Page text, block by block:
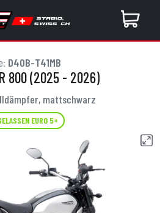
D40B-T41MB
800 (2025 - 2026)
mattschwarz
EURO 5+